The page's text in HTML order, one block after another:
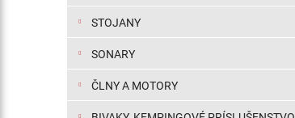
STOJANY
SONARY
ČLNY A MOTORY